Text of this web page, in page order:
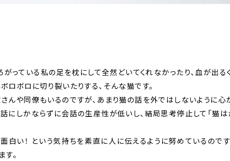
がっている私の足を枕にして全然どいてくれなかったり、血が出
ロボロに切り裂いたりする、そんな猫です。
んや同僚もいるのですが、あまり猫の話を外ではしないように心
にしかならずに会話の生産性が低いし、結局思考停止して「猫は
白い！ という気持ちを素直に人に伝えるように努めているので
。